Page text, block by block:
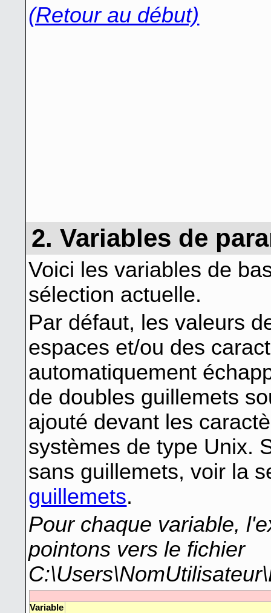
(Retour au début)
2. Variables de
Voici les variables de
sélection actuelle.
Par défaut, les valeurs
espaces et/ou des
automatiquement
de doubles guillemets
ajouté devant les
systèmes de type Unix.
sans guillemets, voir la
guillemets.
Pour chaque variable,
pointons vers le fichier
Variable